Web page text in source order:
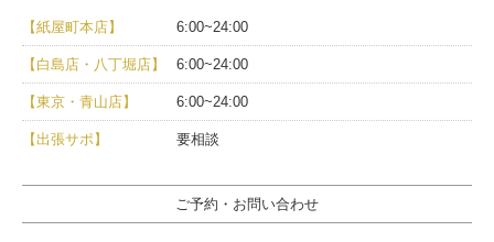
【紙屋町本店】 6:00~24:00
【白島店・八丁堀店】 6:00~24:00
【東京・青山店】 6:00~24:00
【出張サポ】 要相談
ご予約・お問い合わせ